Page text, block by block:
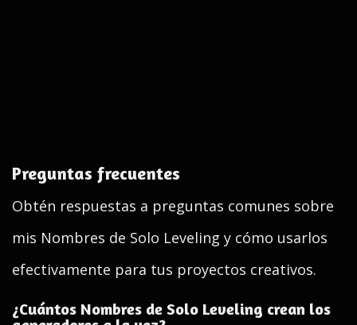
Preguntas frecuentes
Obtén respuestas a preguntas comunes sobre
mis Nombres de Solo Leveling y cómo usarlos
efectivamente para tus proyectos creativos.
¿Cuántos Nombres de Solo Leveling crean los